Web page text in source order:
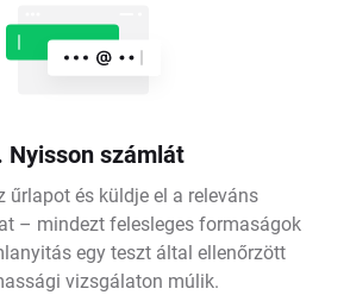
Nyisson számlát
űrlapot és küldje el a releváns
– mindezt felesleges formaságok
egy teszt által ellenőrzött
vizsgálaton múlik.